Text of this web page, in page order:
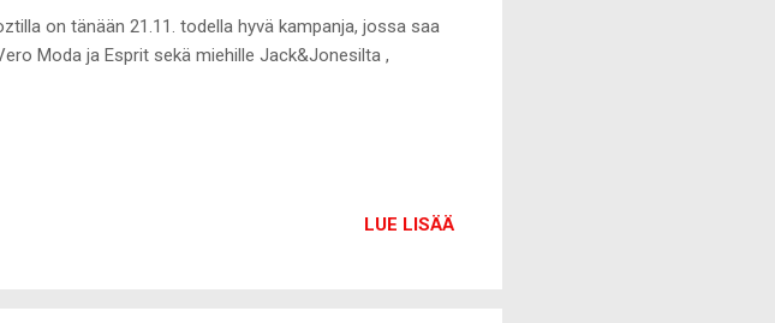
on tänään 21.11. todella hyvä kampanja, jossa saa
Moda ja Esprit sekä miehille Jack&Jonesilta ,
LUE LISÄÄ